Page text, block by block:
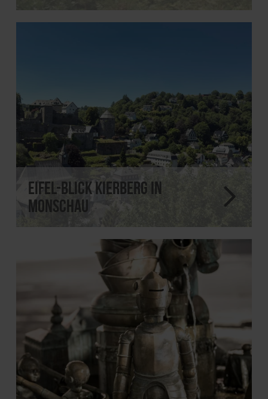
Eifel-Blick Kierberg in
Monschau